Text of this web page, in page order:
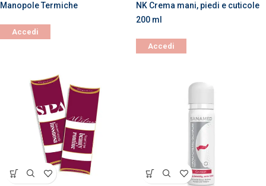
Manopole Termiche
Accedi
NK Crema mani, piedi e cuticole
200 ml
Accedi